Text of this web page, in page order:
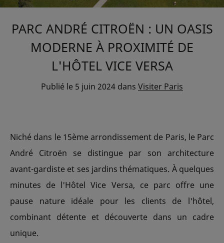
PARC ANDRÉ CITROËN : UN OASIS
MODERNE À PROXIMITÉ DE
L'HÔTEL VICE VERSA
Publié le 5 juin 2024 dans Visiter Paris
Niché dans le 15ème arrondissement de Paris, le Parc
André Citroën se distingue par son architecture
avant-gardiste et ses jardins thématiques. À quelques
minutes de l'Hôtel Vice Versa, ce parc offre une
pause nature idéale pour les clients de l'hôtel,
combinant détente et découverte dans un cadre
unique.